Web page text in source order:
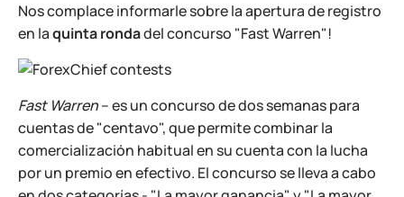
Nos complace informarle sobre la apertura de registro
en laquinta rondadel concurso "Fast Warren"!
Fast Warren– es un concurso de dos semanas para
cuentas de "centavo", que permite combinar la
comercialización habitual en su cuenta con la lucha
por un premio en efectivo. El concurso se lleva a cabo